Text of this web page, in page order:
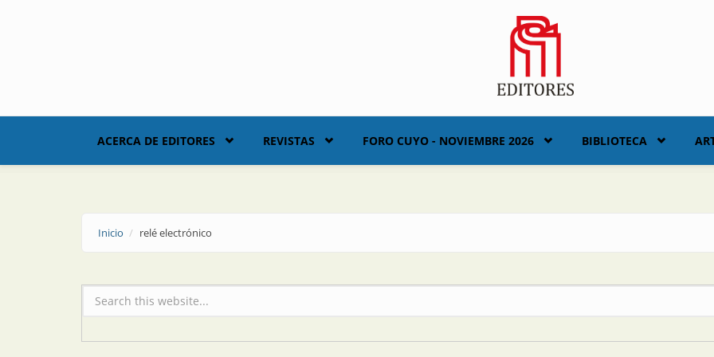
ACERCA DE EDITORES REVISTAS FORO CUYO - NOVIEMBRE 2026 BIBLIOTECA
Inicio relé electrónico
Formulario de búsqueda